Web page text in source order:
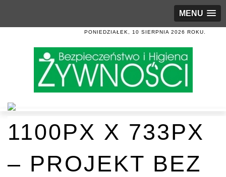
MENU
PONIEDZIAŁEK, 10 SIERPNIA 2026 ROKU.
1100PX X 733PX
– PROJEKT BEZ